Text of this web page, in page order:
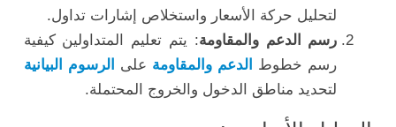
لتحليل حركة الأسعار واستخلاص إشارات تداول.
رسم الدعم والمقاومة: يتم تعليم المتداولين كيفية
رسم خطوط
الدعم والمقاومة على
الرسوم البيانية
لتحديد مناطق الدخول والخروج المحتملة.